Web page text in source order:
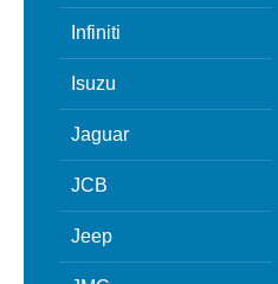
Infiniti
Isuzu
Jaguar
JCB
Jeep